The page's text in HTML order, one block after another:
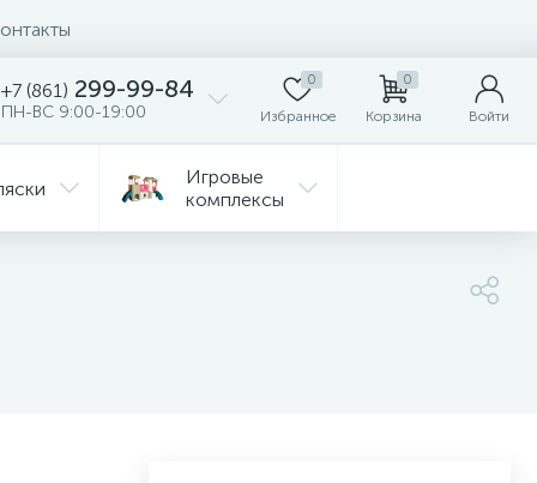
+7 (861) 299-99-84
ПН-ВС 9:00-19:00
0
Избранное
0
Корзина Войти
Игровые
комплексы